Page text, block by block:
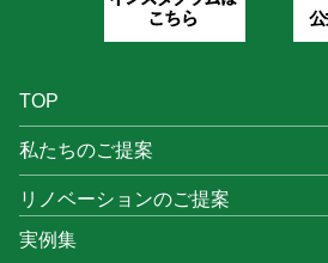
TOP
私たちのご提案
リノベーションのご提案
実例集